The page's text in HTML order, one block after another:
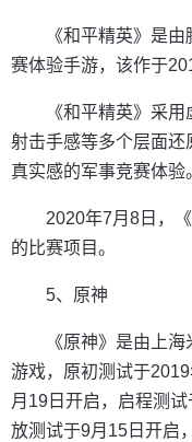
《和平精英》是
赛体验手游，该作于
《和平精英》采
射击手感等多个层面
真实感的军事竞赛体验
2020年7月8日，
的比赛项目。
5、原神
《原神》是由上
游戏，原初测试于
月19日开启，启程测
放测试于9月15日开启